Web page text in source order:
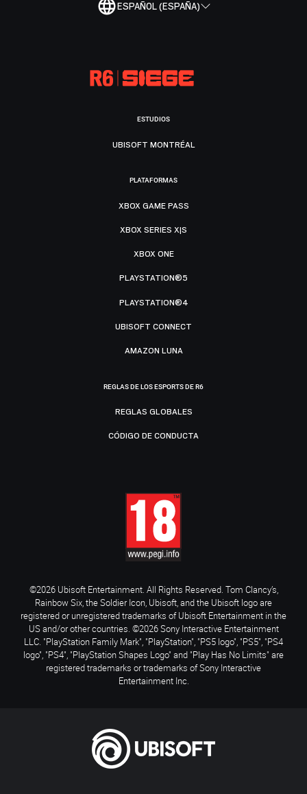
ESPAÑOL (ESPAÑA)
ESTUDIOS
UBISOFT MONTRÉAL
PLATAFORMAS
XBOX GAME PASS
XBOX SERIES X|S
XBOX ONE
PLAYSTATION®5
PLAYSTATION®4
UBISOFT CONNECT
AMAZON LUNA
REGLAS DE LOS ESPORTS DE R6
REGLAS GLOBALES
CÓDIGO DE CONDUCTA
©2026 Ubisoft Entertainment. All Rights Reserved. Tom Clancy’s,
Rainbow Six, the Soldier Icon, Ubisoft, and the Ubisoft logo are
registered or unregistered trademarks of Ubisoft Entertainment in the
US and/or other countries. ©2026 Sony Interactive Entertainment
LLC. "PlayStation Family Mark", "PlayStation", "PS5 logo", "PS5", "PS4
logo", "PS4", "PlayStation Shapes Logo" and "Play Has No Limits" are
registered trademarks or trademarks of Sony Interactive
Entertainment Inc.